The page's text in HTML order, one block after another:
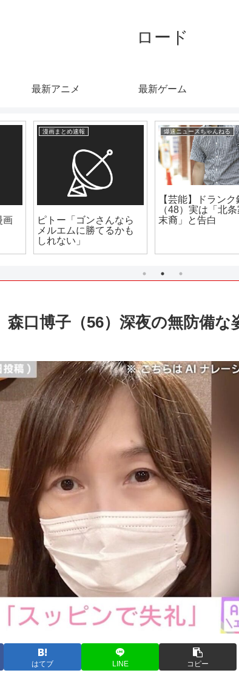
ロード
最新アニメ 最新ゲーム
鈴木
爆速ニュースちゃんねる
【芸能】菊川怜 ４６
爆速ニュースちゃんね
【芸能】着物姿
美桜（27）高
た
森口博子（56）深夜の無防備な
はてブ LINE コピー